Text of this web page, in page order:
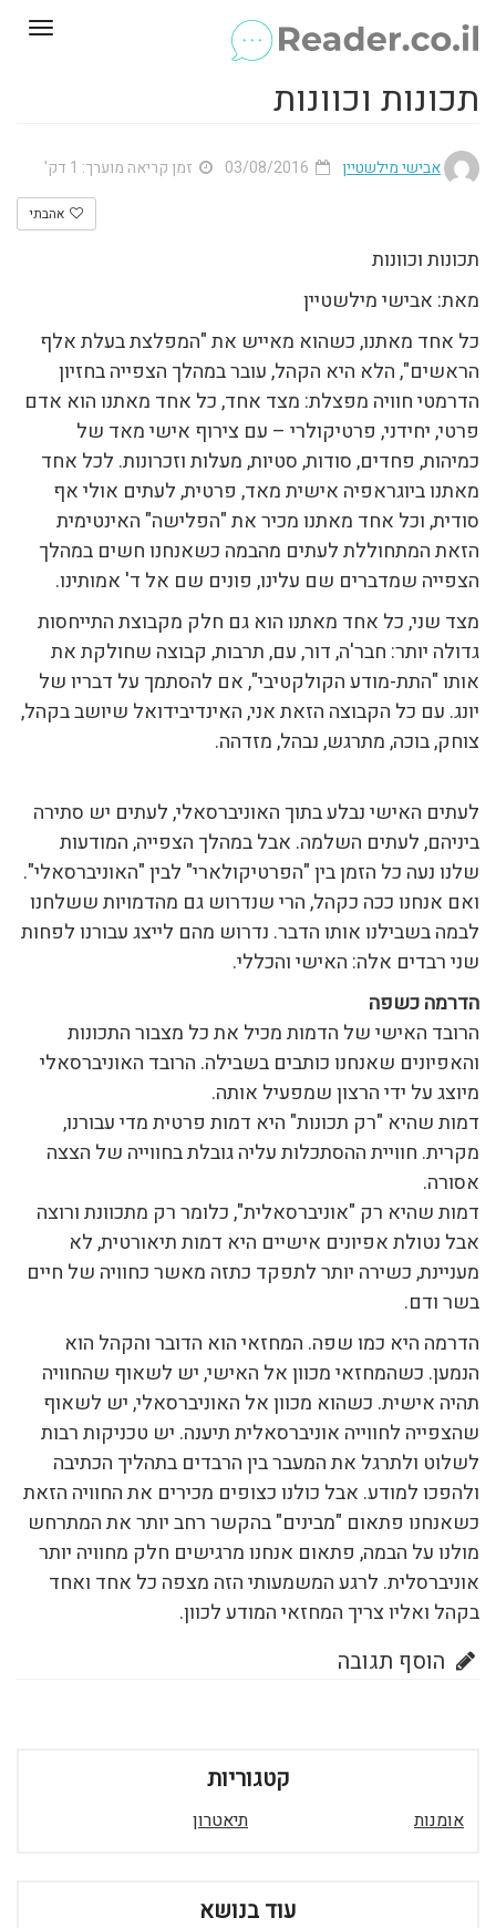
תכונות וכוונות
אבישי מילשטיין זמן קריאה מוערך: 1 דק'
אהבתי
תכונות וכוונות
מאת: אבישי מילשטיין
כל אחד מאתנו, כשהוא מאייש את "המפלצת בעלת אלף
הראשים", הלא היא הקהל, עובר במהלך הצפייה בחזיון
הדרמטי חוויה מפצלת: מצד אחד, כל אחד מאתנו הוא אדם
פרטי, יחידני, פרטיקולרי – עם צירוף אישי מאד של
כמיהות, פחדים, סודות, סטיות, מעלות וזכרונות. לכל אחד
מאתנו ביוגראפיה אישית מאד, פרטית, לעתים אולי אף
סודית, וכל אחד מאתנו מכיר את "הפלישה" האינטימית
הזאת המתחוללת לעתים מהבמה כשאנחנו חשים במהלך
הצפייה שמדברים שם עלינו, פונים שם אל ד' אמותינו.
מצד שני, כל אחד מאתנו הוא גם חלק מקבוצת התייחסות
גדולה יותר: חבר'ה, דור, עם, תרבות, קבוצה שחולקת את
אותו "התת-מודע הקולקטיבי", אם להסתמך על דבריו של
יונג. עם כל הקבוצה הזאת אני, האינדיבידואל שיושב בקהל,
צוחק, בוכה, מתרגש, נבהל, מזדהה.
לעתים האישי נבלע בתוך האוניברסאלי, לעתים יש סתירה
ביניהם, לעתים השלמה. אבל במהלך הצפייה, המודעות
שלנו נעה כל הזמן בין "הפרטיקולארי" לבין "האוניברסאלי".
ואם אנחנו ככה כקהל, הרי שנדרוש גם מהדמויות ששלחנו
לבמה בשבילנו אותו הדבר. נדרוש מהם לייצג עבורנו לפחות
שני רבדים אלה: האישי והכללי.
הדרמה כשפה
הרובד האישי של הדמות מכיל את כל מצבור התכונות
והאפיונים שאנחנו כותבים בשבילה. הרובד האוניברסאלי
מיוצג על ידי הרצון שמפעיל אותה.
דמות שהיא "רק תכונות" היא דמות פרטית מדי עבורנו,
מקרית. חוויית ההסתכלות עליה גובלת בחווייה של הצצה
אסורה.
דמות שהיא רק "אוניברסאלית", כלומר רק מתכוונת ורוצה
אבל נטולת אפיונים אישיים היא דמות תיאורטית, לא
מעניינת, כשירה יותר לתפקד כתזה מאשר כחוויה של חיים
בשר ודם.
הדרמה היא כמו שפה. המחזאי הוא הדובר והקהל הוא
הנמען. כשהמחזאי מכוון אל האישי, יש לשאוף שהחוויה
תהיה אישית. כשהוא מכוון אל האוניברסאלי, יש לשאוף
שהצפייה לחווייה אוניברסאלית תיענה. יש טכניקות רבות
לשלוט ולתרגל את המעבר בין הרבדים בתהליך הכתיבה
ולהפכו למודע. אבל כולנו כצופים מכירים את החוויה הזאת
כשאנחנו פתאום "מבינים" בהקשר רחב יותר את המתרחש
מולנו על הבמה, פתאום אנחנו מרגישים חלק מחוויה יותר
אוניברסלית. לרגע המשמעותי הזה מצפה כל אחד ואחד
בקהל ואליו צריך המחזאי המודע לכוון.
הוסף תגובה
קטגוריות
אומנות תיאטרון
עוד בנושא